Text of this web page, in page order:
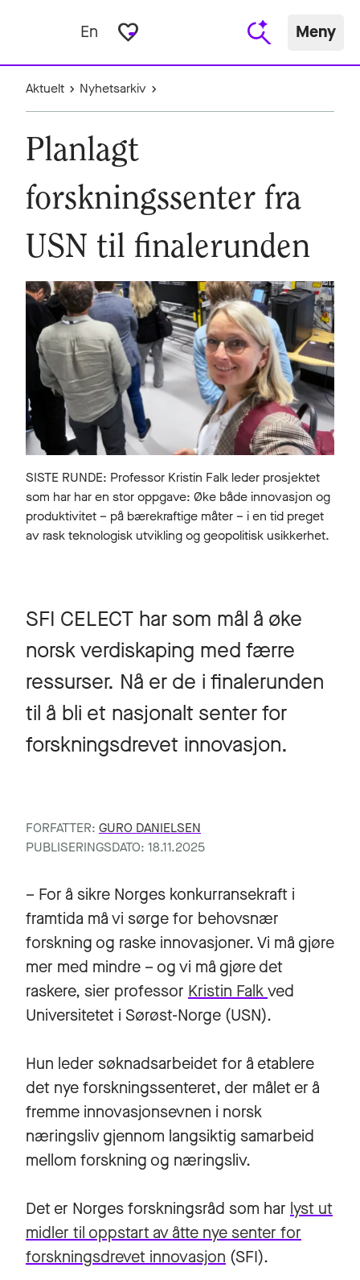
En favorite_border Meny
Aktuelt Nyhetsarkiv
Planlagt
forskningssenter fra
USN til finalerunden
SISTE RUNDE: Professor Kristin Falk leder prosjektet
som har har en stor oppgave: Øke både innovasjon og
produktivitet – på bærekraftige måter – i en tid preget
av rask teknologisk utvikling og geopolitisk usikkerhet.
SFI CELECT har som mål å øke
norsk verdiskaping med færre
ressurser. Nå er de i finalerunden
til å bli et nasjonalt senter for
forskningsdrevet innovasjon.
FORFATTER: GURO DANIELSEN
PUBLISERINGSDATO: 18.11.2025
– For å sikre Norges konkurransekraft i
framtida må vi sørge for behovsnær
forskning og raske innovasjoner. Vi må gjøre
mer med mindre – og vi må gjøre det
raskere, sier professor Kristin Falkved
Universitetet i Sørøst-Norge (USN).
Hun leder søknadsarbeidet for å etablere
det nye forskningssenteret, der målet er å
fremme innovasjonsevnen i norsk
næringsliv gjennom langsiktig samarbeid
mellom forskning og næringsliv.
Det er Norges forskningsråd som har lyst ut
midler til oppstart av åtte nye senter for
forskningsdrevet innovasjon (SFI).